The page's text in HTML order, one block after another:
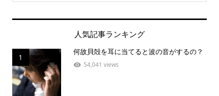
人気記事ランキング
1
何故貝殻を耳に当てると波の音がするの？
54,041 views